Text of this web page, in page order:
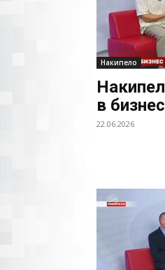
Накипело
в
22.06.2026